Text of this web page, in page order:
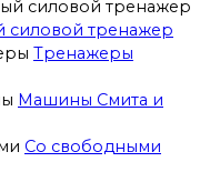
силовой тренажер
Тренажеры
Машины Смита и
Со свободными